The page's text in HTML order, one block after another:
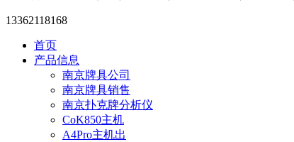
13362118168
首页
产品信息
南京牌具公司
南京牌具销售
南京扑克牌分析仪
CoK850主机
A4Pro主机出